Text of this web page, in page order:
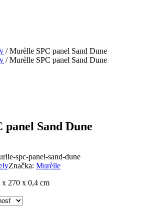
/ Murèlle SPC panel Sand Dune
/ Murèlle SPC panel Sand Dune
Sand Dune
spc-panel-sand-dune
Značka: Murèlle
270 x 0,4 cm